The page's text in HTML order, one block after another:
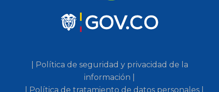
| Política de seguridad y privacidad de la
información |
| Política de tratamiento de datos personales |